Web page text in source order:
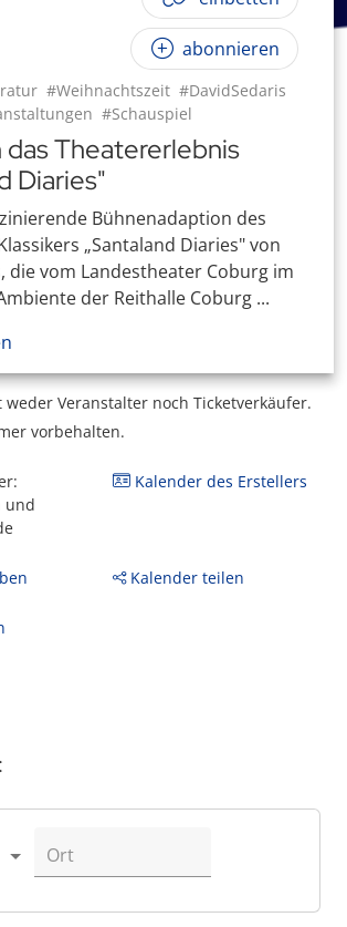
abonnieren
#Weihnachtszeit #DavidSedaris
#Schauspiel
das Theatererlebnis
Diaries"
Bühnenadaption des
„Santaland Diaries" von
die vom Landestheater Coburg im
der Reithalle Coburg ...
Veranstalter noch Ticketverkäufer.
vorbehalten.
und
Kalender des Erstellers
Kalender teilen